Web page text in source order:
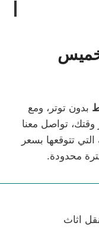
بدون توتر، ومع
تواصل معنا
تتوقعها بسعر
محدودة.